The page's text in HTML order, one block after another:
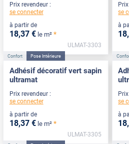
Prix revendeur :
se connecter
à partir de
18,37 € le m² *
ULMAT-3303
se
à
18
Confort Pose Intérieure
Adhésif décoratif vert sapin
ultramat
Prix revendeur :
se connecter
à partir de
18,37 € le m² *
ULMAT-3305
se
à
18